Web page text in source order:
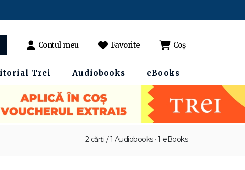
Contul meu Favorite Coș
Trei Audiobooks eBooks
2 cărți / 1 Audiobooks · 1 eBooks